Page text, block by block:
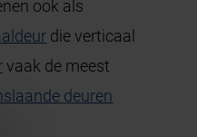
ook als
die verticaal
vaak de meest
deuren